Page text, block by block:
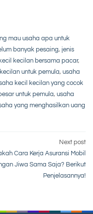
mau usaha apa untuk
banyak pesaing, jenis
kecilan bersama pacar,
untuk pemula, usaha
kecil kecilan yang cocok
untuk pemula, usaha
yang menghasilkan uang
Next post
Cara Kerja Asuransi Mobil
Jiwa Sama Saja? Berikut
Penjelasannya!